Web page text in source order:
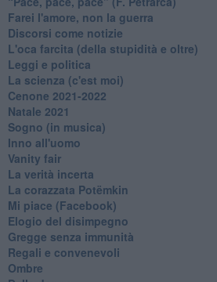
Farei l'amore, non la guerra
Discorsi come notizie
L'oca farcita (della stupidità e oltre)
Leggi e politica
La scienza (c'est moi)
Cenone 2021-2022
Natale 2021
Sogno (in musica)
Inno all'uomo
Vanity fair
La verità incerta
La corazzata Potëmkin
Mi piace (Facebook)
Elogio del disimpegno
Gregge senza immunità
Regali e convenevoli
Ombre